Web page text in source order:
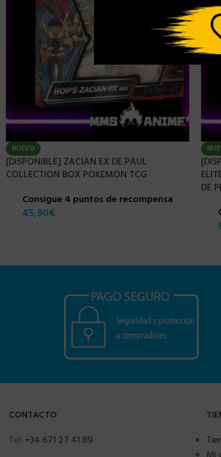
NUEVO
[DISPONIBLE] ZACIAN EX DE PAUL
COLLECTION BOX POKEMON TCG
Consigue 4 puntos de recompensa
45,90€
DE
CONTACTO
Tel: +34 671 27 41 89